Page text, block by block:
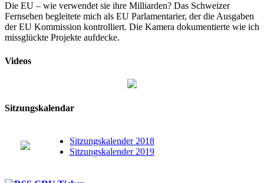
Die EU – wie verwendet sie ihre Milliarden? Das Schweizer
Fernsehen begleitete mich als EU Parlamentarier, der die Ausgaben
der EU Kommission kontrolliert. Die Kamera dokumentierte wie ich
missglückte Projekte aufdecke.
Videos
Sitzungskalendar
Sitzungskalender 2018
Sitzungskalender 2019